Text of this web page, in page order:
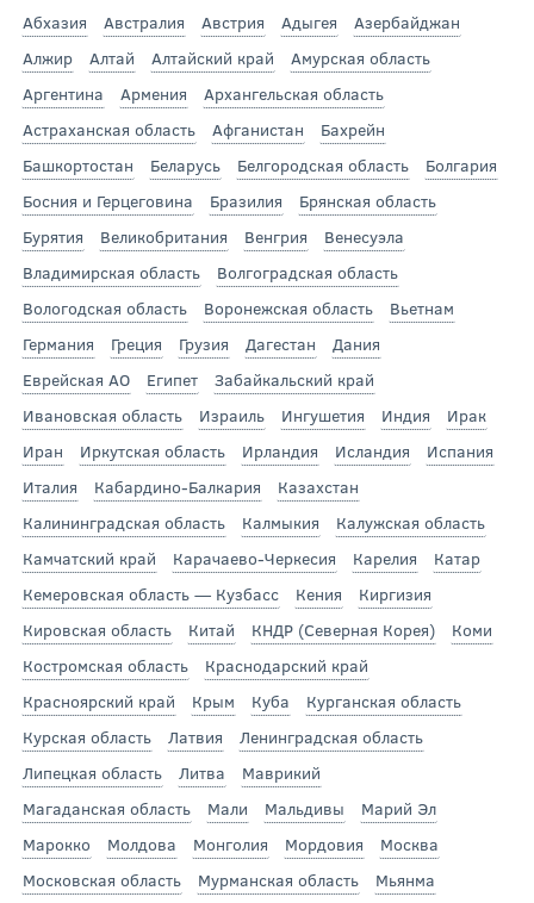
Абхазия Австралия Австрия Адыгея
Азербайджан
Алжир
Алтай Алтайский край
Амурская область
Аргентина
Армения
Архангельская область
Астраханская область
Афганистан
Бахрейн
Башкортостан
Беларусь Белгородская область
Болгария
Босния и Герцеговина
Бразилия
Брянская область
Бурятия
Великобритания Венгрия
Венесуэла
Владимирская область
Волгоградская область
Вологодская область
Воронежская область
Вьетнам
Германия
Греция Грузия Дагестан
Дания
Еврейская АО
Египет
Забайкальский край
Ивановская область
Израиль Ингушетия Индия
Ирак
Иран
Иркутская область Ирландия Исландия
Испания
Италия
Кабардино-Балкария
Казахстан
Калининградская область
Калмыкия
Калужская область
Камчатский край
Карачаево-Черкесия Карелия
Катар
Кемеровская область — Кузбасс
Кения
Киргизия
Кировская область
Китай КНДР (Северная Корея)
Коми
Костромская область
Краснодарский край
Красноярский край
Крым Куба
Курганская область
Курская область
Латвия
Ленинградская область
Липецкая область
Литва
Маврикий
Магаданская область
Мали Мальдивы
Марий Эл
Марокко
Молдова Монголия Мордовия
Москва
Московская область
Мурманская область
Мьянма